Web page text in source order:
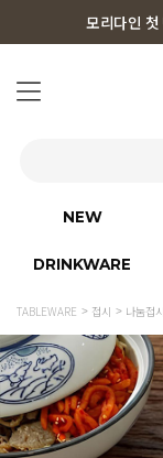
모리다인 첫
NEW
DRINKWARE
TABLEWARE 접시 나눔접시